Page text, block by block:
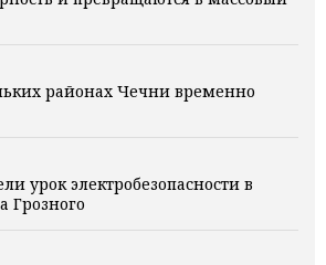
районах Чечни временно
урок электробезопасности в
Грозного